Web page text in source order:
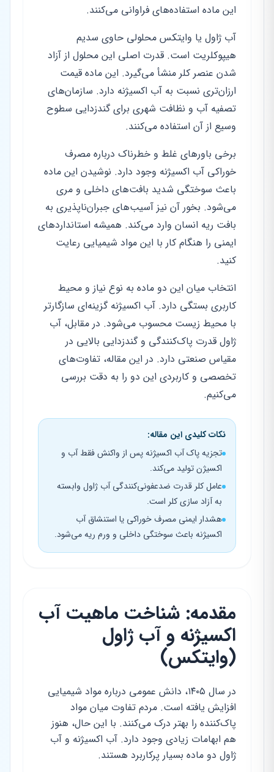
این ماده استفاده‌های فراوانی می‌کنند.
آب ژاول یا وایتکس محلولی حاوی سدیم
هیپوکلریت است. قدرت اصلی این محلول از آزاد
شدن عنصر کلر منشأ می‌گیرد. این ماده قیمت
ارزان‌تری نسبت به آب اکسیژنه دارد. سازمان‌های
تصفیه آب و نظافت شهری برای گندزدایی سطوح
وسیع از آن استفاده می‌کنند.
برخی باورهای غلط و خطرناک درباره مصرف
خوراکی آب اکسیژنه وجود دارد. نوشیدن این ماده
باعث سوختگی شدید بافت‌های داخلی و مری
می‌شود. بخور آن نیز آسیب‌های جبران‌ناپذیری به
بافت ریه انسان وارد می‌کند. همیشه استانداردهای
ایمنی را هنگام کار با این مواد شیمیایی رعایت
کنید.
انتخاب میان این دو ماده به نوع نیاز و محیط
کاربری بستگی دارد. آب اکسیژنه گزینه‌ای سازگارتر
با محیط زیست محسوب می‌شود. در مقابل، آب
ژاول قدرت پاک‌کنندگی و گندزدایی بالایی در
مقیاس صنعتی دارد. در این مقاله، تفاوت‌های
تخصصی و کاربردی این دو را به دقت بررسی
می‌کنیم.
نکات کلیدی این مقاله:
تجزیه پاک آب اکسیژنه پس از واکنش فقط آب و
اکسیژن تولید می‌کند.
عامل کلر قدرت ضدعفونی‌کنندگی آب ژاول وابسته
به آزاد سازی کلر است.
هشدار ایمنی مصرف خوراکی یا استنشاق آب
اکسیژنه باعث سوختگی داخلی و ورم ریه می‌شود.
مقدمه: شناخت ماهیت آب
اکسیژنه و آب ژاول
(وایتکس)
در سال ۱۴۰۵، دانش عمومی درباره مواد شیمیایی
افزایش یافته است. مردم تفاوت میان مواد
پاک‌کننده را بهتر درک می‌کنند. با این حال، هنوز
هم ابهامات زیادی وجود دارد. آب اکسیژنه و آب
ژاول دو ماده بسیار پرکاربرد هستند.